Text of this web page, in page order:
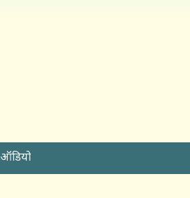
ऑडियो